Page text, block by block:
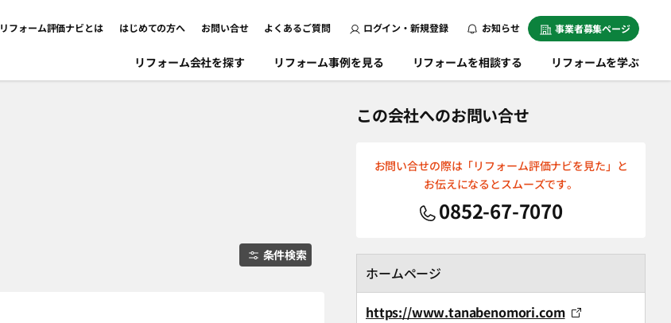
リフォーム評価ナビとは はじめての方へ お問い合せ よくあるご質問 ログイン・新規登録 お知らせ 事業者募集ページ
リフォーム会社を探す リフォーム事例を見る リフォームを相談する リフォームを学ぶ
条件検索
この会社へのお問い合せ
お問い合せの際は「リフォーム評価ナビを見た」と
お伝えになるとスムーズです。
0852-67-7070
ホームページ
https://www.tanabenomori.com